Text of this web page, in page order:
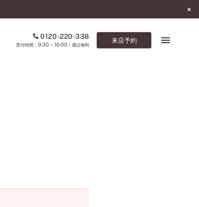
0120-220-338
9:30～16:00/ 通話無料
来店予約